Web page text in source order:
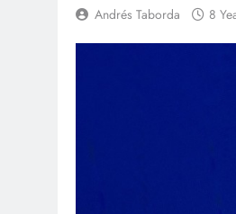
Andrés Taborda 8